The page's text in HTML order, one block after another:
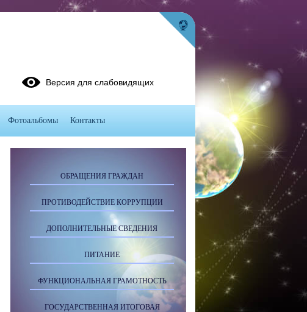
ОБРАЩЕНИЯ ГРАЖДАН
ПРОТИВОДЕЙСТВИЕ КОРРУПЦИИ
ДОПОЛНИТЕЛЬНЫЕ СВЕДЕНИЯ
ПИТАНИЕ
ФУНКЦИОНАЛЬНАЯ ГРАМОТНОСТЬ
ГОСУДАРСТВЕННАЯ ИТОГОВАЯ
Версия для слабовидящих
Фотоальбомы Контакты